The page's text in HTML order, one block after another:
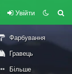
Увійти
Фарбування
Гравець
Більше